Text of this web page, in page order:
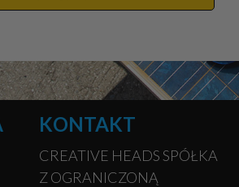
KONTAKT
CREATIVE HEADS SPÓŁKA
Z OGRANICZONĄ